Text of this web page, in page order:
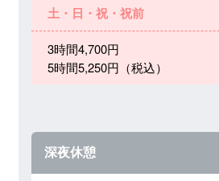
土・日・祝・祝前
3時間4,700円
5時間5,250円（税込）
深夜休憩